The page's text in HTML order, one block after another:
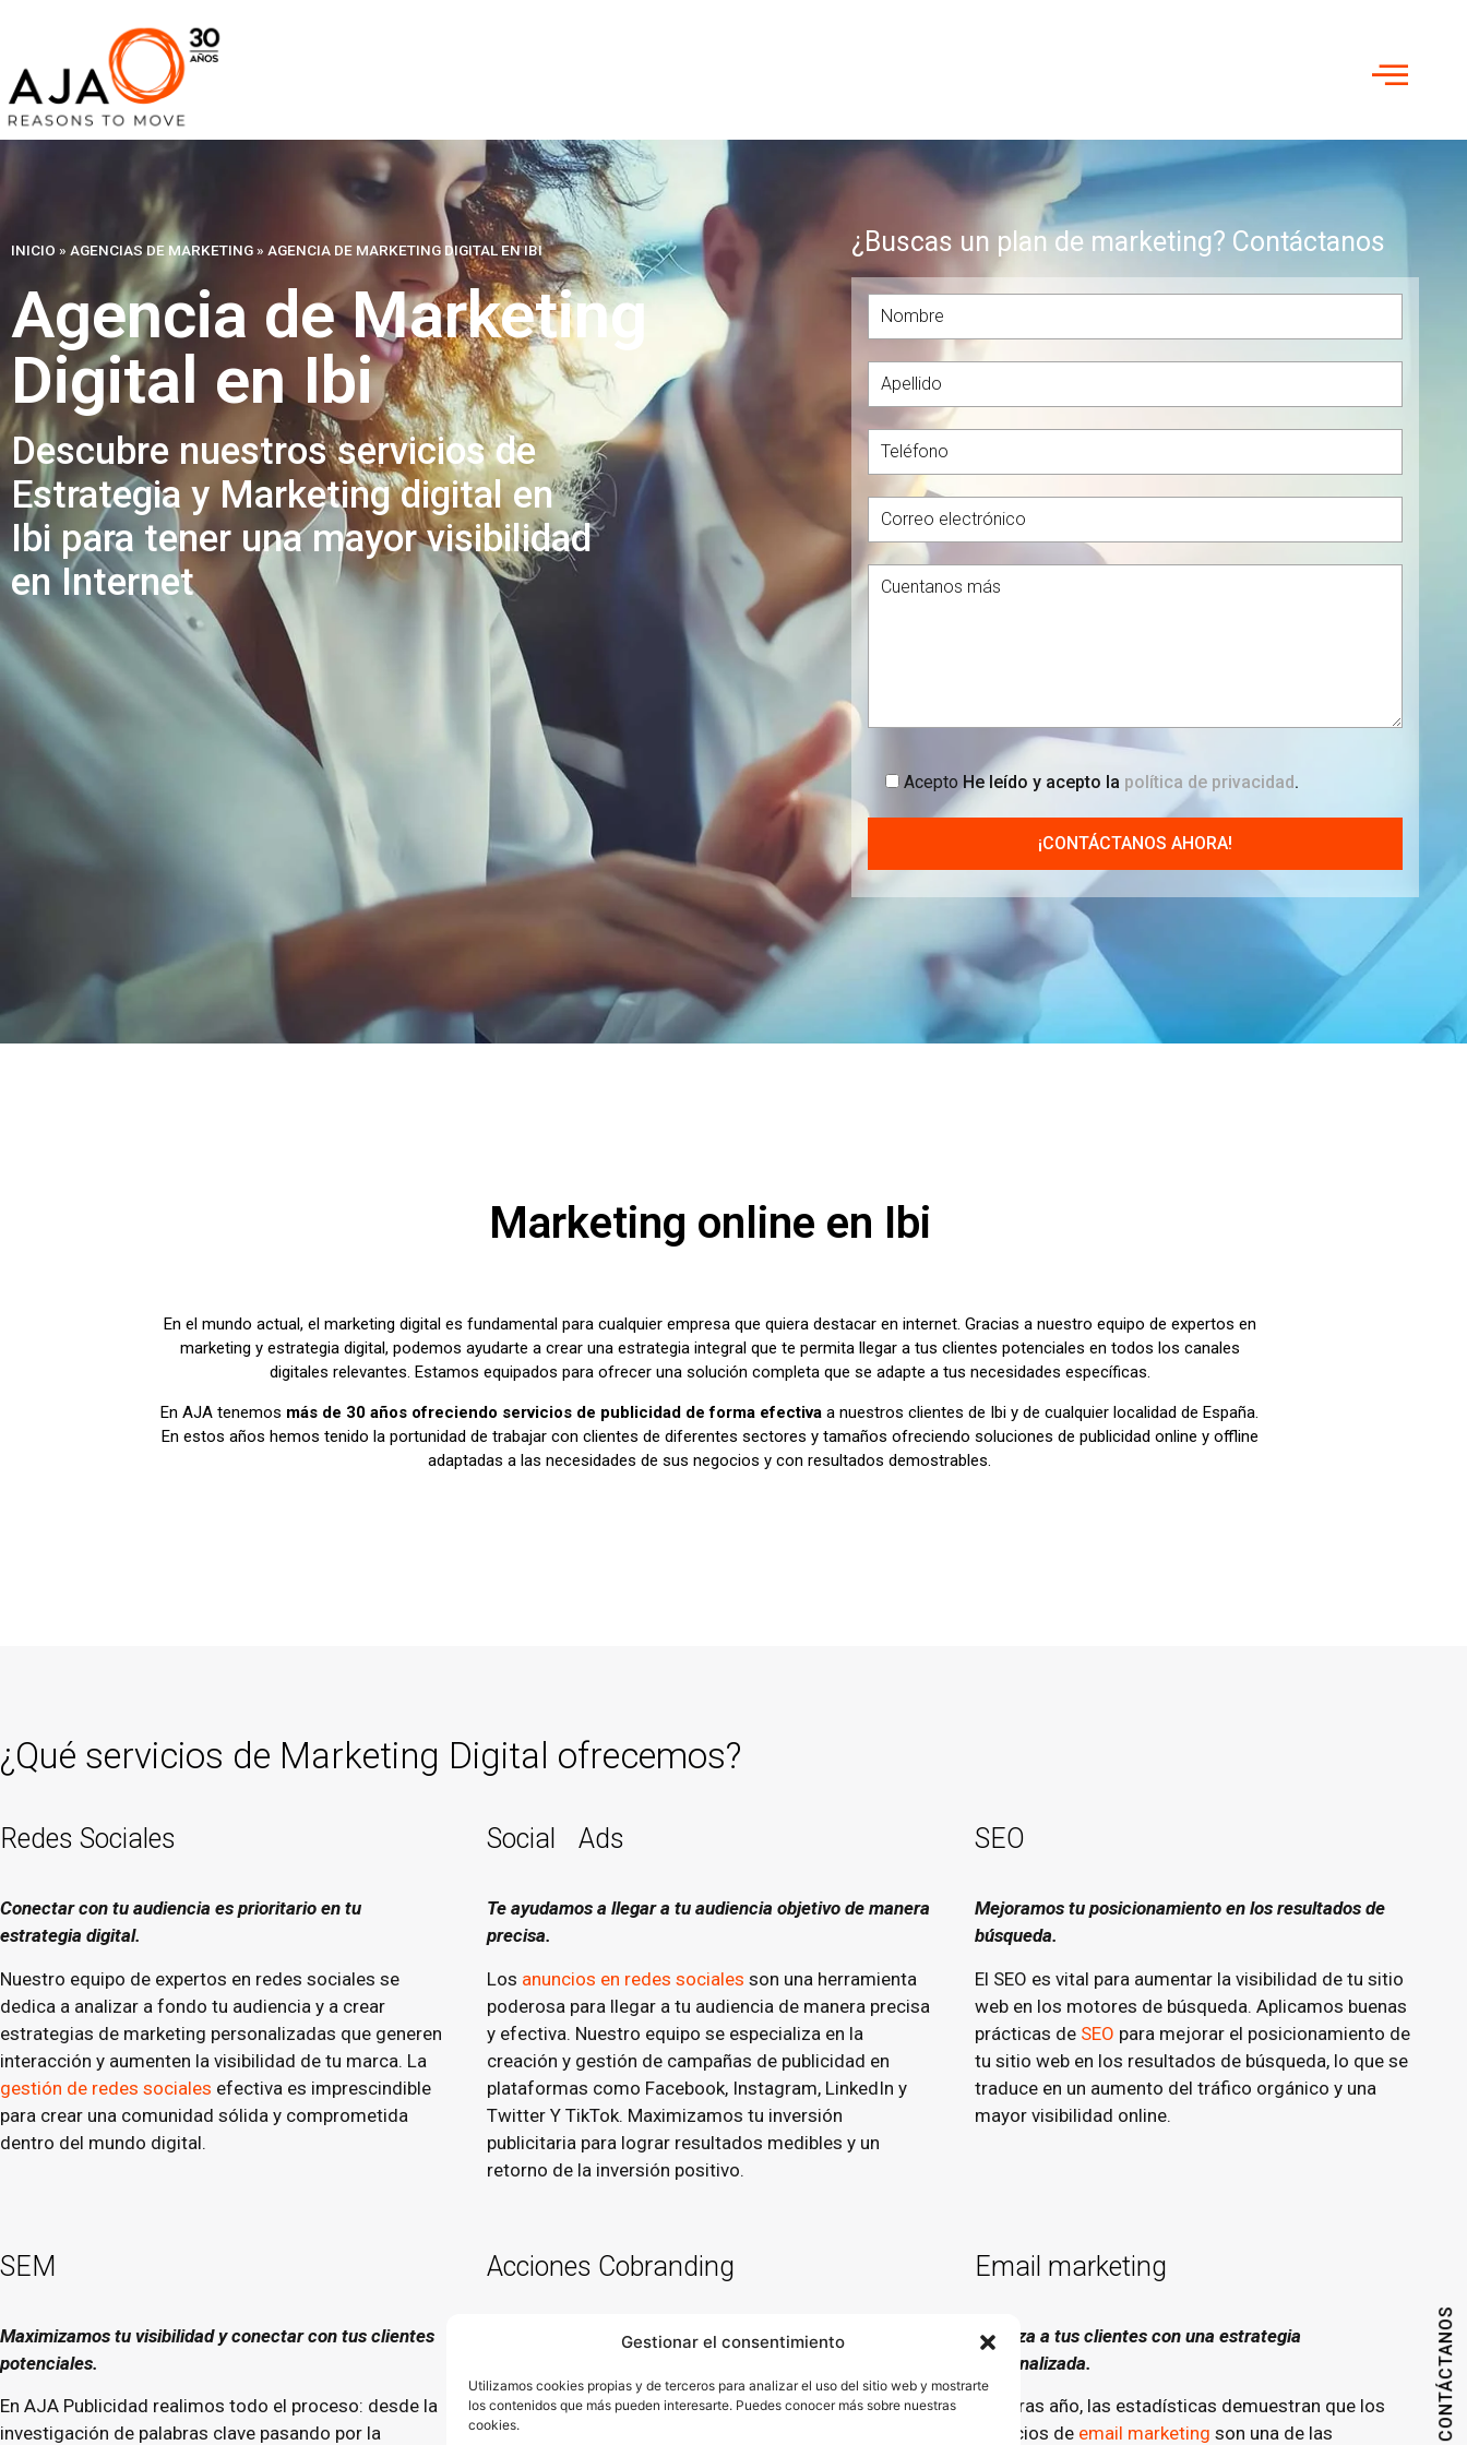
Gestionar el consentimiento
Utilizamos cookies propias y de terceros para analizar el uso del sitio web y mostrarte
los contenidos que más pueden interesarte. Puedes conocer más sobre nuestras
cookies.
CONTÁCTANOS
INICIO » AGENCIAS DE MARKETING» AGENCIA DE MARKETING DIGITAL EN IBI
Agencia de Marketing
Digital en Ibi
Descubre nuestros servicios de
Estrategia y Marketing digital en
Ibi para tener una mayor visibilidad
en Internet
¿Buscas un plan de marketing? Contáctanos
Acepto He leído y acepto la política de privacidad.
Marketing online en Ibi
En el mundo actual, el marketing digital es fundamental para cualquier empresa que quiera destacar en internet. Gracias a nuestro equipo de expertos en
marketing y estrategia digital, podemos ayudarte a crear una estrategia integral que te permita llegar a tus clientes potenciales en todos los canales
digitales relevantes. Estamos equipados para ofrecer una solución completa que se adapte a tus necesidades específicas.
En AJA tenemos más de 30 años ofreciendo servicios de publicidad de forma efectiva a nuestros clientes de Ibi y de cualquier localidad de España.
En estos años hemos tenido la portunidad de trabajar con clientes de diferentes sectores y tamaños ofreciendo soluciones de publicidad online y offline
adaptadas a las necesidades de sus negocios y con resultados demostrables.
¿Qué servicios de Marketing Digital ofrecemos?
Redes Sociales
Conectar con tu audiencia es prioritario en tu
estrategia digital.
Nuestro equipo de expertos en redes sociales se
dedica a analizar a fondo tu audiencia y a crear
estrategias de marketing personalizadas que generen
interacción y aumenten la visibilidad de tu marca. La
gestión de redes sociales efectiva es imprescindible
para crear una comunidad sólida y comprometida
dentro del mundo digital.
Social Ads
Te ayudamos a llegar a tu audiencia objetivo de manera
precisa.
Los anuncios en redes sociales son una herramienta
poderosa para llegar a tu audiencia de manera precisa
y efectiva. Nuestro equipo se especializa en la
creación y gestión de campañas de publicidad en
plataformas como Facebook, Instagram, LinkedIn y
Twitter Y TikTok. Maximizamos tu inversión
publicitaria para lograr resultados medibles y un
retorno de la inversión positivo.
SEO
Mejoramos tu posicionamiento en los resultados de
búsqueda.
El SEO es vital para aumentar la visibilidad de tu sitio
web en los motores de búsqueda. Aplicamos buenas
prácticas de SEO para mejorar el posicionamiento de
tu sitio web en los resultados de búsqueda, lo que se
traduce en un aumento del tráfico orgánico y una
mayor visibilidad online.
SEM
Maximizamos tu visibilidad y conectar con tus clientes
potenciales.
En AJA Publicidad realimos todo el proceso: desde la
investigación de palabras clave pasando por la
Acciones Cobranding
Te ayudamos a potenciar la credibilidad y
Las acciones de cobranding son una estrategia
efectiva para fortalecer la credibilidad de tu marca al
Email marketing
Fideliza a tus clientes con una estrategia
personalizada.
Año tras año, las estadísticas demuestran que los
servicios de email marketing son una de las